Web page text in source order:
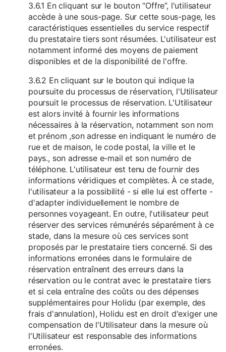
3.6.1 En cliquant sur le bouton “Offre”, l'utilisateur
accède à une sous-page. Sur cette sous-page, les
caractéristiques essentielles du service respectif
du prestataire tiers sont résumées. L'utilisateur est
notamment informé des moyens de paiement
disponibles et de la disponibilité de l'offre.
3.6.2 En cliquant sur le bouton qui indique la
poursuite du processus de réservation, l'Utilisateur
poursuit le processus de réservation. L'Utilisateur
est alors invité à fournir les informations
nécessaires à la réservation, notamment son nom
et prénom ,son adresse en indiquant le numéro de
rue et de maison, le code postal, la ville et le
pays., son adresse e-mail et son numéro de
téléphone. L'utilisateur est tenu de fournir des
informations véridiques et complètes. À ce stade,
l'utilisateur a la possibilité - si elle lui est offerte -
d'adapter individuellement le nombre de
personnes voyageant. En outre, l'utilisateur peut
réserver des services rémunérés séparément à ce
stade, dans la mesure où ces services sont
proposés par le prestataire tiers concerné. Si des
informations erronées dans le formulaire de
réservation entraînent des erreurs dans la
réservation ou le contrat avec le prestataire tiers
et si cela entraîne des coûts ou des dépenses
supplémentaires pour Holidu (par exemple, des
frais d'annulation), Holidu est en droit d'exiger une
compensation de l'Utilisateur dans la mesure où
l'Utilisateur est responsable des informations
erronées.